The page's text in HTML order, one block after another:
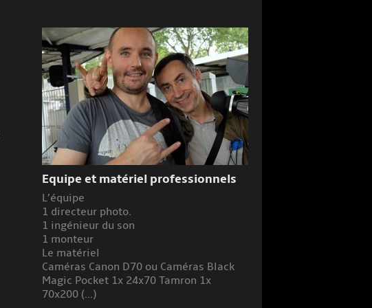
Equipe et matériel professionnels
L’équipe
1 directeur photo.
1 ingénieur du son
1 monteur
Le matériel
Caméras Canon D70 ou Caméras Black
Magic Pocket 1x 24x70 Tamron 1x
70x200 (...)